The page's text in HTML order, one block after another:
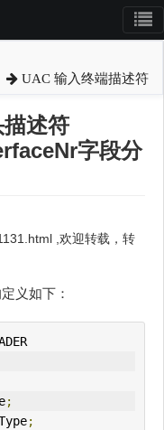
UAC 输入终端描述符
述符
字段分
,欢迎转载，转
义如下：
;
;